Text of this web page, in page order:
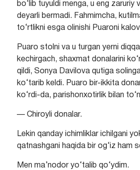
bo‘lib tuyuldi menga, u eng zaruriy
deyarli bermadi. Fahmimcha,
to‘rtlikni esga olinishi Puaroni
Puaro stolni va u turgan yerni
kechirgach, shaxmat donalarini
qildi, Sonya Davilova qutiga
ko‘tarib keldi. Puaro bir-ikkita
ko‘rdi-da, parishonxotirlik bilan
— Chiroyli donalar.
Lekin qanday ichimliklar ichilgani
qatnashgani haqida bir og‘iz ham
Men ma’nodor yo‘talib qo‘ydim.